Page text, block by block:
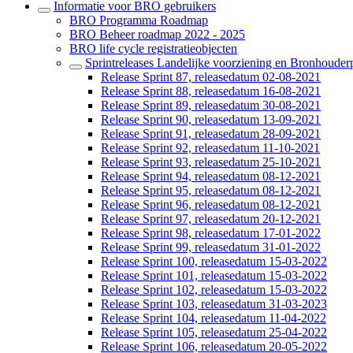
Informatie voor BRO gebruikers
BRO Programma Roadmap
BRO Beheer roadmap 2022 - 2025
BRO life cycle registratieobjecten
Sprintreleases Landelijke voorziening en
Release Sprint 87, releasedatum 02-08-2021
Release Sprint 88, releasedatum 16-08-2021
Release Sprint 89, releasedatum 30-08-2021
Release Sprint 90, releasedatum 13-09-2021
Release Sprint 91, releasedatum 28-09-2021
Release Sprint 92, releasedatum 11-10-2021
Release Sprint 93, releasedatum 25-10-2021
Release Sprint 94, releasedatum 08-12-2021
Release Sprint 95, releasedatum 08-12-2021
Release Sprint 96, releasedatum 08-12-2021
Release Sprint 97, releasedatum 20-12-2021
Release Sprint 98, releasedatum 17-01-2022
Release Sprint 99, releasedatum 31-01-2022
Release Sprint 100, releasedatum 15-03-2022
Release Sprint 101, releasedatum 15-03-2022
Release Sprint 102, releasedatum 15-03-2022
Release Sprint 103, releasedatum 31-03-2023
Release Sprint 104, releasedatum 11-04-2022
Release Sprint 105, releasedatum 25-04-2022
Release Sprint 106, releasedatum 20-05-2022